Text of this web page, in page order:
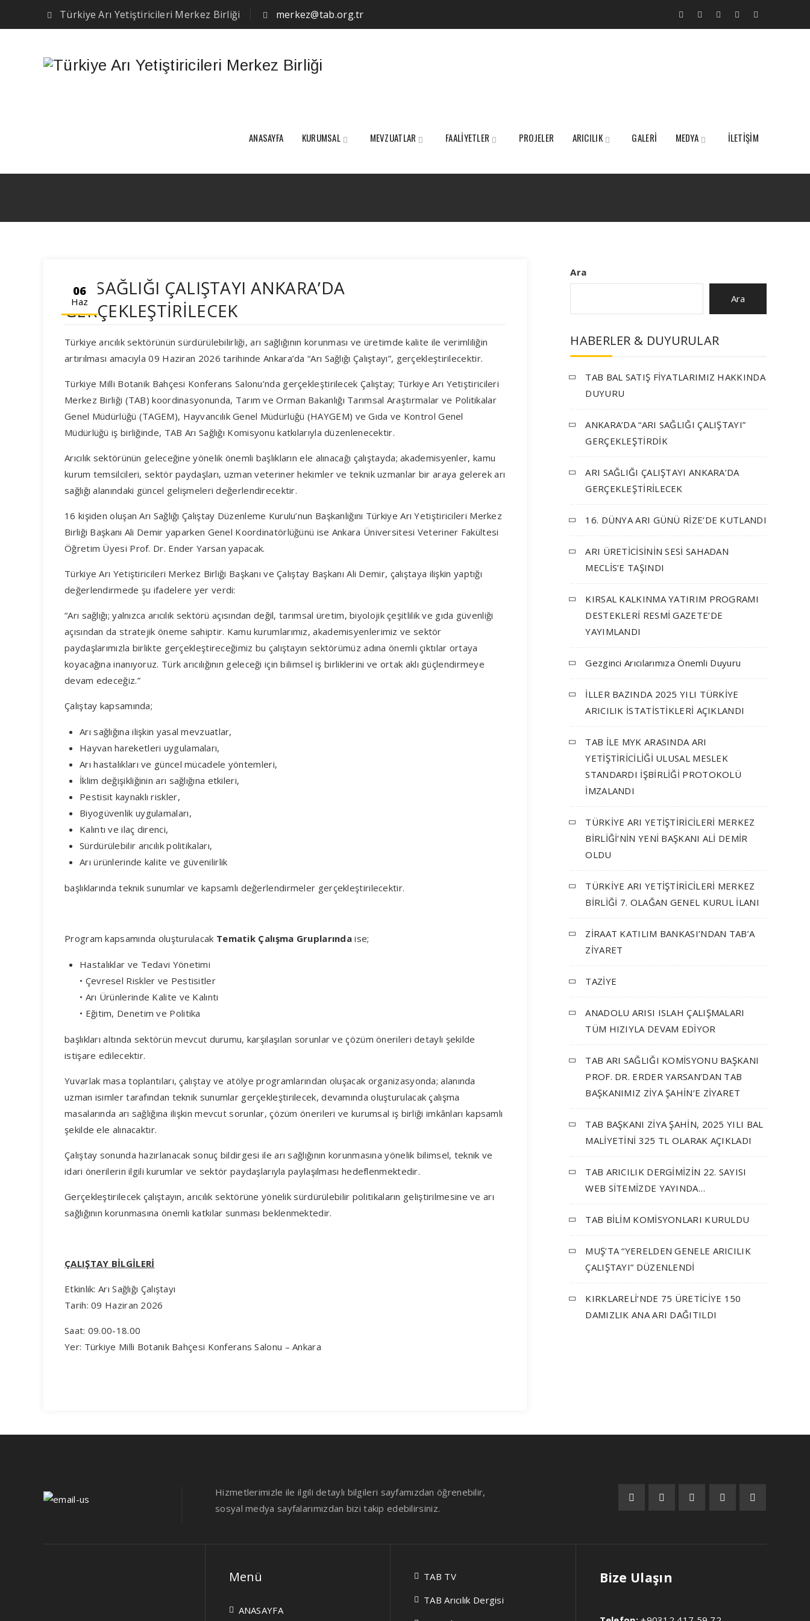
Türkiye Arı Yetiştiricileri Merkez Birliği merkez@tab.org.tr
ANASAYFA KURUMSAL MEVZUATLAR FAALİYETLER PROJELER ARICILIK GALERİ MEDYA İLETİŞİM
06
Haz
ARI SAĞLIĞI ÇALIŞTAYI ANKARA’DA
GERÇEKLEŞTİRİLECEK
Türkiye arıcılık sektörünün sürdürülebilirliği, arı sağlığının korunması ve üretimde kalite ile verimliliğin
artırılması amacıyla 09 Haziran 2026 tarihinde Ankara’da “Arı Sağlığı Çalıştayı”, gerçekleştirilecektir.
Türkiye Milli Botanik Bahçesi Konferans Salonu’nda gerçekleştirilecek Çalıştay; Türkiye Arı Yetiştiricileri
Merkez Birliği (TAB) koordinasyonunda, Tarım ve Orman Bakanlığı Tarımsal Araştırmalar ve Politikalar
Genel Müdürlüğü (TAGEM), Hayvancılık Genel Müdürlüğü (HAYGEM) ve Gıda ve Kontrol Genel
Müdürlüğü iş birliğinde, TAB Arı Sağlığı Komisyonu katkılarıyla düzenlenecektir.
Arıcılık sektörünün geleceğine yönelik önemli başlıkların ele alınacağı çalıştayda; akademisyenler, kamu
kurum temsilcileri, sektör paydaşları, uzman veteriner hekimler ve teknik uzmanlar bir araya gelerek arı
sağlığı alanındaki güncel gelişmeleri değerlendirecektir.
16 kişiden oluşan Arı Sağlığı Çalıştay Düzenleme Kurulu’nun Başkanlığını Türkiye Arı Yetiştiricileri Merkez
Birliği Başkanı Ali Demir yaparken Genel Koordinatörlüğünü ise Ankara Üniversitesi Veteriner Fakültesi
Öğretim Üyesi Prof. Dr. Ender Yarsan yapacak.
Türkiye Arı Yetiştiricileri Merkez Birliği Başkanı ve Çalıştay Başkanı Ali Demir, çalıştaya ilişkin yaptığı
değerlendirmede şu ifadelere yer verdi:
“Arı sağlığı; yalnızca arıcılık sektörü açısından değil, tarımsal üretim, biyolojik çeşitlilik ve gıda güvenliği
açısından da stratejik öneme sahiptir. Kamu kurumlarımız, akademisyenlerimiz ve sektör
paydaşlarımızla birlikte gerçekleştireceğimiz bu çalıştayın sektörümüz adına önemli çıktılar ortaya
koyacağına inanıyoruz. Türk arıcılığının geleceği için bilimsel iş birliklerini ve ortak aklı güçlendirmeye
devam edeceğiz.”
Çalıştay kapsamında;
Arı sağlığına ilişkin yasal mevzuatlar,
Hayvan hareketleri uygulamaları,
Arı hastalıkları ve güncel mücadele yöntemleri,
İklim değişikliğinin arı sağlığına etkileri,
Pestisit kaynaklı riskler,
Biyogüvenlik uygulamaları,
Kalıntı ve ilaç direnci,
Sürdürülebilir arıcılık politikaları,
Arı ürünlerinde kalite ve güvenilirlik
başlıklarında teknik sunumlar ve kapsamlı değerlendirmeler gerçekleştirilecektir.
Program kapsamında oluşturulacak Tematik Çalışma Gruplarında ise;
Hastalıklar ve Tedavi Yönetimi
• Çevresel Riskler ve Pestisitler
• Arı Ürünlerinde Kalite ve Kalıntı
• Eğitim, Denetim ve Politika
başlıkları altında sektörün mevcut durumu, karşılaşılan sorunlar ve çözüm önerileri detaylı şekilde
istişare edilecektir.
Yuvarlak masa toplantıları, çalıştay ve atölye programlarından oluşacak organizasyonda; alanında
uzman isimler tarafından teknik sunumlar gerçekleştirilecek, devamında oluşturulacak çalışma
masalarında arı sağlığına ilişkin mevcut sorunlar, çözüm önerileri ve kurumsal iş birliği imkânları kapsamlı
şekilde ele alınacaktır.
Çalıştay sonunda hazırlanacak sonuç bildirgesi ile arı sağlığının korunmasına yönelik bilimsel, teknik ve
idari önerilerin ilgili kurumlar ve sektör paydaşlarıyla paylaşılması hedeflenmektedir.
Gerçekleştirilecek çalıştayın, arıcılık sektörüne yönelik sürdürülebilir politikaların geliştirilmesine ve arı
sağlığının korunmasına önemli katkılar sunması beklenmektedir.
ÇALIŞTAY BİLGİLERİ
Etkinlik: Arı Sağlığı Çalıştayı
Tarih: 09 Haziran 2026
Saat: 09.00-18.00
Yer: Türkiye Milli Botanik Bahçesi Konferans Salonu – Ankara
Ara
Ara
HABERLER & DUYURULAR
TAB BAL SATIŞ FİYATLARIMIZ HAKKINDA
DUYURU
ANKARA’DA “ARI SAĞLIĞI ÇALIŞTAYI”
GERÇEKLEŞTİRDİK
ARI SAĞLIĞI ÇALIŞTAYI ANKARA’DA
GERÇEKLEŞTİRİLECEK
16. DÜNYA ARI GÜNÜ RİZE’DE KUTLANDI
ARI ÜRETİCİSİNİN SESİ SAHADAN
MECLİS’E TAŞINDI
KIRSAL KALKINMA YATIRIM PROGRAMI
DESTEKLERİ RESMİ GAZETE’DE
YAYIMLANDI
Gezginci Arıcılarımıza Önemli Duyuru
İLLER BAZINDA 2025 YILI TÜRKİYE
ARICILIK İSTATİSTİKLERİ AÇIKLANDI
TAB İLE MYK ARASINDA ARI
YETİŞTİRİCİLİĞİ ULUSAL MESLEK
STANDARDI İŞBİRLİĞİ PROTOKOLÜ
İMZALANDI
TÜRKİYE ARI YETİŞTİRİCİLERİ MERKEZ
BİRLİĞİ’NİN YENİ BAŞKANI ALİ DEMİR
OLDU
TÜRKİYE ARI YETİŞTİRİCİLERİ MERKEZ
BİRLİĞİ 7. OLAĞAN GENEL KURUL İLANI
ZİRAAT KATILIM BANKASI’NDAN TAB’A
ZİYARET
TAZİYE
ANADOLU ARISI ISLAH ÇALIŞMALARI
TÜM HIZIYLA DEVAM EDİYOR
TAB ARI SAĞLIĞI KOMİSYONU BAŞKANI
PROF. DR. ERDER YARSAN’DAN TAB
BAŞKANIMIZ ZİYA ŞAHİN’E ZİYARET
TAB BAŞKANI ZİYA ŞAHİN, 2025 YILI BAL
MALİYETİNİ 325 TL OLARAK AÇIKLADI
TAB ARICILIK DERGİMİZİN 22. SAYISI
WEB SİTEMİZDE YAYINDA…
TAB BİLİM KOMİSYONLARI KURULDU
MUŞ’TA “YERELDEN GENELE ARICILIK
ÇALIŞTAYI” DÜZENLENDİ
KIRKLARELİ’NDE 75 ÜRETİCİYE 150
DAMIZLIK ANA ARI DAĞITILDI
Hizmetlerimizle ile ilgili detaylı bilgileri sayfamızdan öğrenebilir,
sosyal medya sayfalarımızdan bizi takip edebilirsiniz.
Menü
ANASAYFA
TAB TV
TAB Arıcılık Dergisi
Bize Ulaşın